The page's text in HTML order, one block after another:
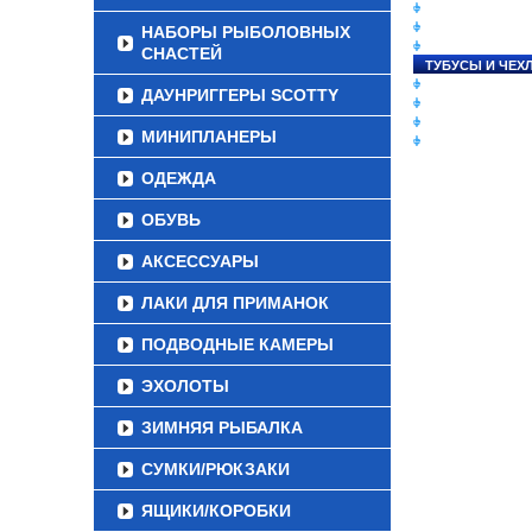
НАБОРЫ РЫБОЛОВНЫХ
СНАСТЕЙ
ДАУНРИГГЕРЫ SCOTTY
МИНИПЛАНЕРЫ
ОДЕЖДА
ОБУВЬ
АКСЕССУАРЫ
ЛАКИ ДЛЯ ПРИМАНОК
ПОДВОДНЫЕ КАМЕРЫ
ЭХОЛОТЫ
ЗИМНЯЯ РЫБАЛКА
СУМКИ/РЮКЗАКИ
ЯЩИКИ/КОРОБКИ
ТУБУСЫ И